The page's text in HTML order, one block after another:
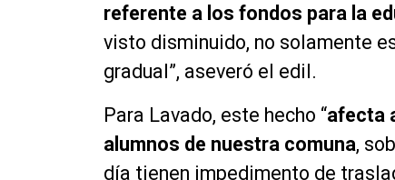
referente a los fondos para la
visto disminuido, no solamente
gradual”, aseveró el edil.
Para Lavado, este hecho “afecta
alumnos de nuestra comuna,
día tienen impedimento de